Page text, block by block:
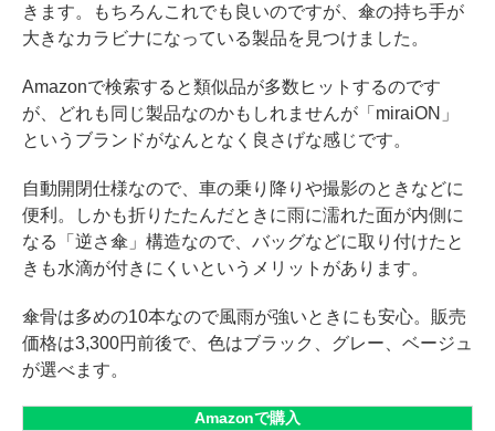
きます。もちろんこれでも良いのですが、傘の持ち手が
大きなカラビナになっている製品を見つけました。
Amazonで検索すると類似品が多数ヒットするのです
が、どれも同じ製品なのかもしれませんが「miraiON」
というブランドがなんとなく良さげな感じです。
自動開閉仕様なので、車の乗り降りや撮影のときなどに
便利。しかも折りたたんだときに雨に濡れた面が内側に
なる「逆さ傘」構造なので、バッグなどに取り付けたと
きも水滴が付きにくいというメリットがあります。
傘骨は多めの10本なので風雨が強いときにも安心。販売
価格は3,300円前後で、色はブラック、グレー、ベージュ
が選べます。
Amazonで購入